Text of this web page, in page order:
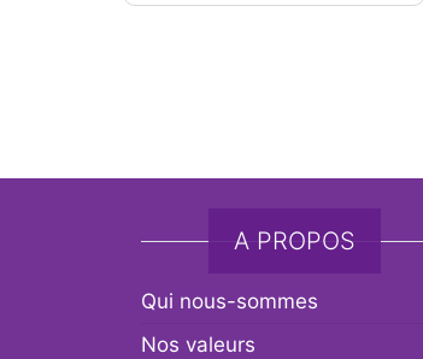
A PROPOS
Qui nous-sommes
Nos valeurs